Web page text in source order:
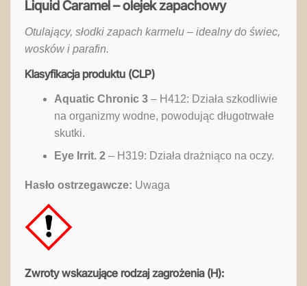
Liquid Caramel – olejek zapachowy
Otulający, słodki zapach karmelu – idealny do świec,
wosków i parafin.
Klasyfikacja produktu (CLP)
Aquatic Chronic 3– H412: Działa szkodliwie
na organizmy wodne, powodując długotrwałe
skutki.
Eye Irrit. 2– H319: Działa drażniąco na oczy.
Hasło ostrzegawcze: Uwaga
Zwroty wskazujące rodzaj zagrożenia (H):